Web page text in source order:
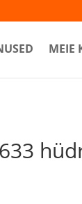
MEIE